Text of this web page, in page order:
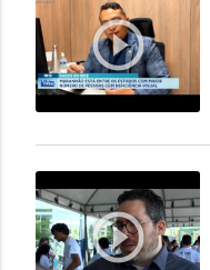
play_circle_outline
play_circle_outline